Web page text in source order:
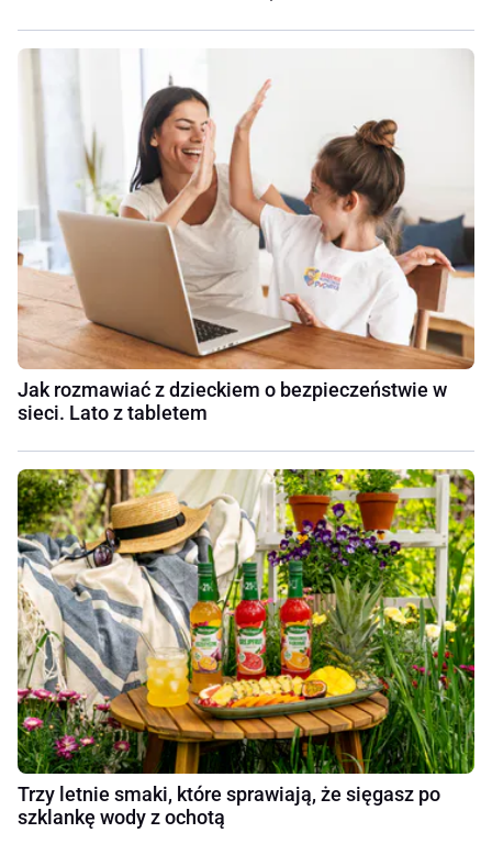
Jak rozmawiać z dzieckiem o bezpieczeństwie w
sieci. Lato z tabletem
Trzy letnie smaki, które sprawiają, że sięgasz po
szklankę wody z ochotą